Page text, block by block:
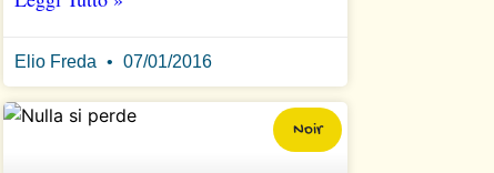
Elio Freda 07/01/2016
Noir